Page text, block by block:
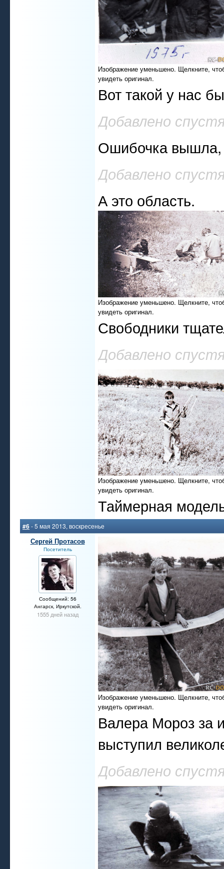
Изображение уменьшено. Щелкните,
увидеть оригинал.
Вот такой у нас
Добавлено
Ошибочка вышла,
Добавлено
А это область.
Изображение уменьшено. Щелкните,
увидеть оригинал.
Свободники
Добавлено
Изображение уменьшено. Щелкните,
увидеть оригинал.
Таймерная
#6- 5 мая 2013, воскресенье
Сергей Протасов
Посетитель
Сообщений: 56
Ангарск, Иркутской.
1555 дней назад
Изображение уменьшено. Щелкните,
увидеть оригинал.
Валера Мороз за
выступил
Добавлено